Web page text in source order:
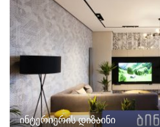
ინტერიერის დიზაინი